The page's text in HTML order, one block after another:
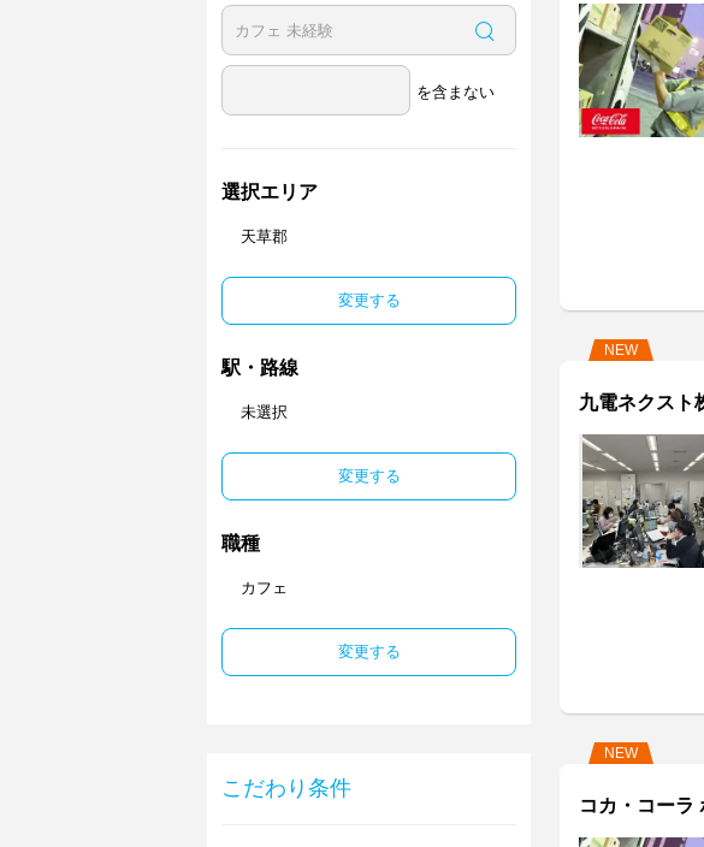
を含まない
選択エリア
天草郡
変更する
駅・路線
未選択
変更する
職種
カフェ
変更する
こだわり条件
NEW
九電ネクス
NEW
コカ・コーラ